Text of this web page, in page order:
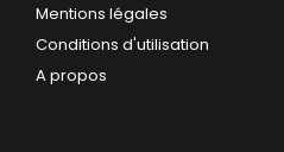
Mentions légales
Conditions d'utilisation
A propos